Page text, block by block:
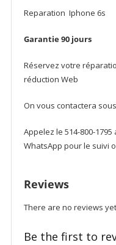
Reparation Iphone 6s
Garantie 90 jours
Réservez votre
réduction Web
On vous contactera
Appelez le 514-800-
WhatsApp pour le suivi
Reviews
There are no reviews
Be the first to